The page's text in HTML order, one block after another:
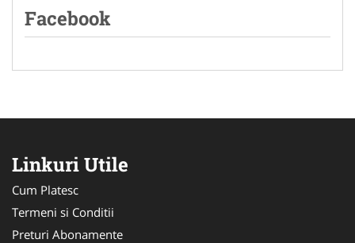
Facebook
Linkuri Utile
Cum Platesc
Termeni si Conditii
Preturi Abonamente